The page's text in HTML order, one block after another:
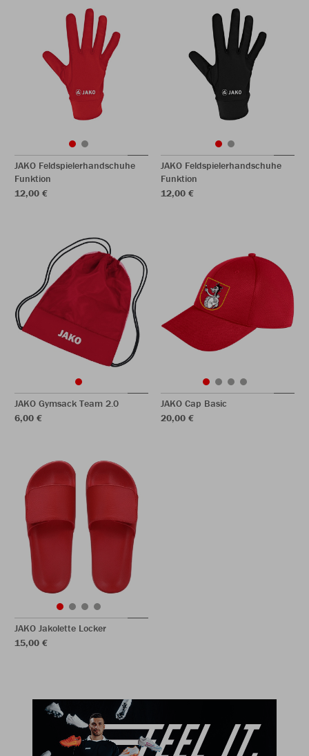
JAKO Feldspielerhandschuhe
Funktion
12,00 €
JAKO Feldspielerhandschuhe
Funktion
12,00 €
JAKO Gymsack Team 2.0
6,00 €
JAKO Cap Basic
20,00 €
JAKO Jakolette Locker
15,00 €